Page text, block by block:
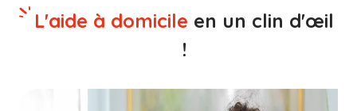
L'aide à domicile en un clin d'œil
!